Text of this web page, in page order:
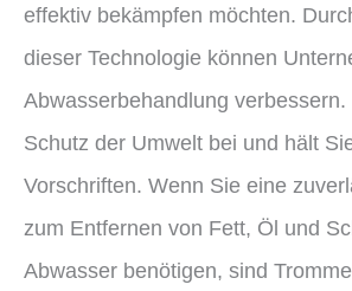
effektiv bekämpfen möchten.
dieser Technologie können
Abwasserbehandlung
Schutz der Umwelt bei und hält
Vorschriften. Wenn Sie eine
zum Entfernen von Fett, Öl und
Abwasser benötigen, sind